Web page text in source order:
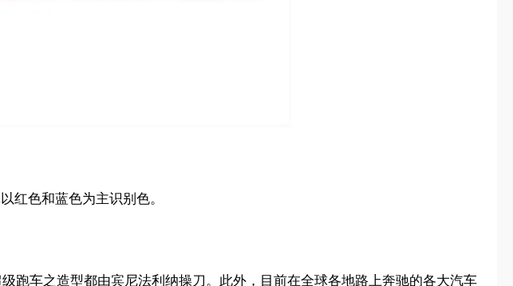
红色和蓝色为主识别色。
跑车之造型都由宾尼法利纳操刀。此外，目前在全球各地路上奔驰的各大汽车